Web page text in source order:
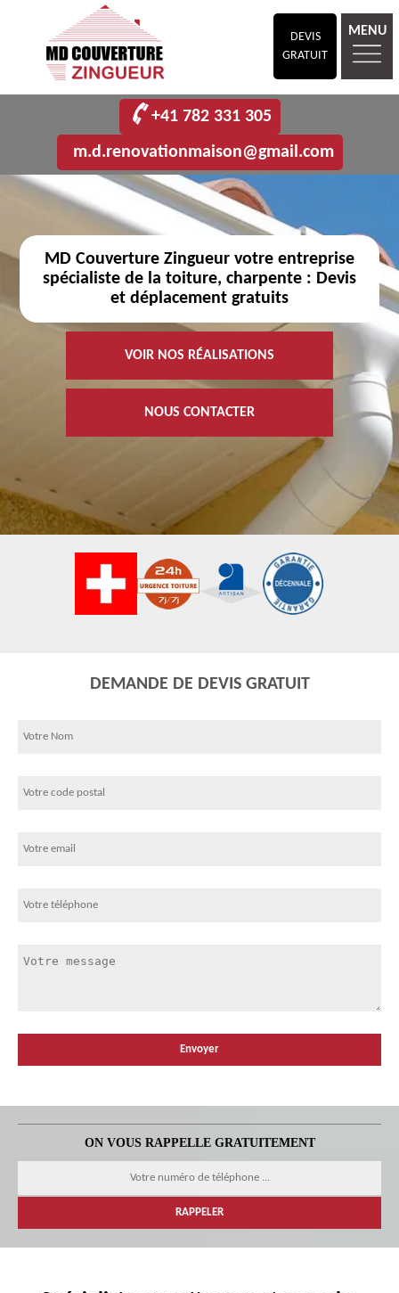
DEVIS
GRATUIT
MENU
+41 782 331 305
m.d.renovationmaison@gmail.com
MD Couverture Zingueur votre entreprise
spécialiste de la toiture, charpente : Devis
et déplacement gratuits
VOIR NOS RÉALISATIONS
NOUS CONTACTER
DEMANDE DE DEVIS GRATUIT
ON VOUS RAPPELLE GRATUITEMENT